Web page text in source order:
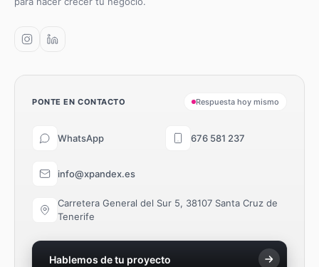
PONTE EN CONTACTO Respuesta hoy mismo
WhatsApp 676 581 237
info@xpandex.es
Carretera General del Sur 5, 38107 Santa Cruz de
Tenerife
Hablemos de tu proyecto